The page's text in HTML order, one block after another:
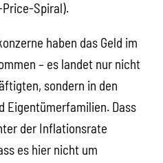
Spiral).
haben das Geld im
– es landet nur nicht
sondern in den
Eigentümerfamilien. Dass
der Inflationsrate
es hier nicht um